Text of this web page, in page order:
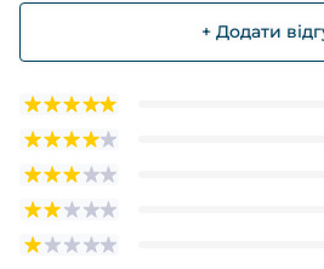
+ Додати